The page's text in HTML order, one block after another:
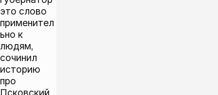
это слово
применител
ьно к
людям,
сочинил
историю
про
Псковский